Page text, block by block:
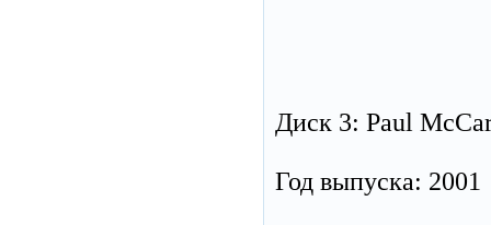
Диск 3: Paul
Год выпуска: 2001